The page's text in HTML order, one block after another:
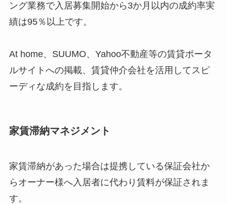
ング業務で入居募集開始から3か月以内の成約率実
績は95％以上です。
At home、SUUMO、Yahoo不動産等の賃貸ポータ
ルサイトへの掲載、賃貸仲介会社を活用してスピ
ーディな成約を目指します。
家賃滞納マネジメント
家賃滞納があった場合は提携している保証会社か
らオーナー様へ入居者に代わり賃料が保証されま
す。